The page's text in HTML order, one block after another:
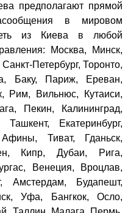
предполагают прямой
в мировом
из Киева в любой
Москва, Минск,
Петербург, Торонто,
Баку, Париж, Ереван,
Рим, Вильнюс, Кутаиси,
Пекин, Калининград,
Екатеринбург,
Тиват, Гданьск,
Кипр, Дубаи, Рига,
Венеция, Вроцлав,
Амстердам, Будапешт,
Уфа, Бангкок, Осло,